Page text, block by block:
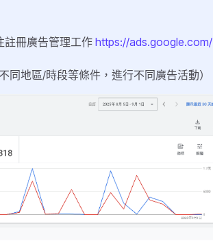
註冊廣告管理工作 https://ads.google.com/
地區/時段等條件，進行不同廣告活動）